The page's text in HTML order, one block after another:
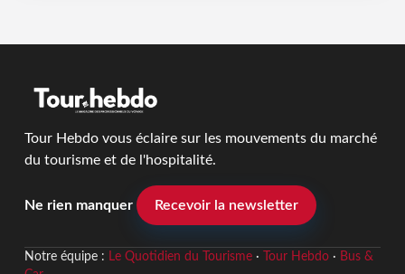
Tour Hebdo vous éclaire sur les mouvements du marché
du tourisme et de l'hospitalité.
Ne rien manquer Recevoir la newsletter
Notre équipe : Le Quotidien du Tourisme· Tour Hebdo· Bus &